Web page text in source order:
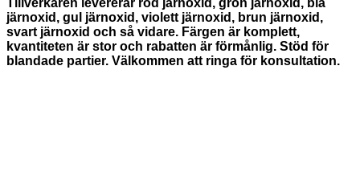
Tillverkaren levererar röd järnoxid, grön järnoxid, blå
järnoxid, gul järnoxid, violett järnoxid, brun järnoxid,
svart järnoxid och så vidare. Färgen är komplett,
kvantiteten är stor och rabatten är förmånlig. Stöd för
blandade partier. Välkommen att ringa för konsultation.